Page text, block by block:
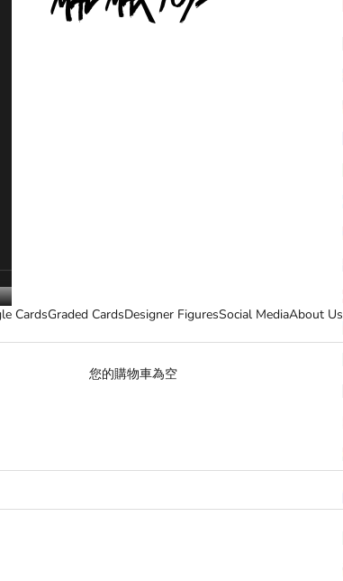
CardsGraded CardsDesigner FiguresSocial MediaAbout Us
您的購物車為空
財貓 招き猫 (Maneki Neko Series)